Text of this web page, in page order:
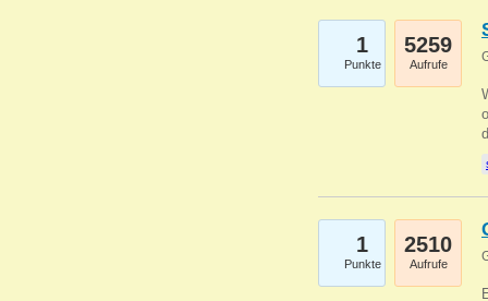
1
Punkte
5259
Aufrufe
1
Punkte
2510
Aufrufe